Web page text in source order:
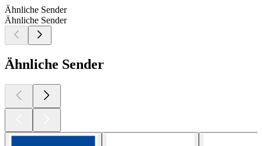
Ähnliche Sender
Ähnliche Sender
Ähnliche Sender